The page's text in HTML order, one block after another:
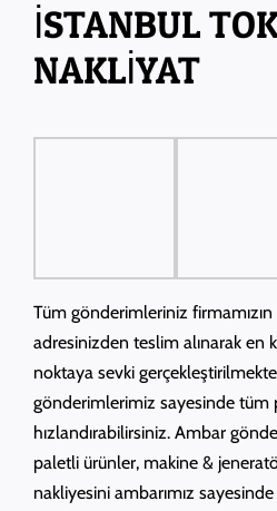
İSTANBUL
NAKLİYAT
Tüm gönderimleriniz
adresinizden teslim alınarak en
noktaya sevki
gönderimlerimiz sayesinde tüm
hızlandırabilirsiniz. Ambar
paletli ürünler, makine &
nakliyesini ambarımız